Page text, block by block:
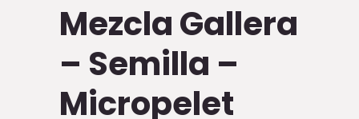
Mezcla Gallera
– Semilla –
Micropelet